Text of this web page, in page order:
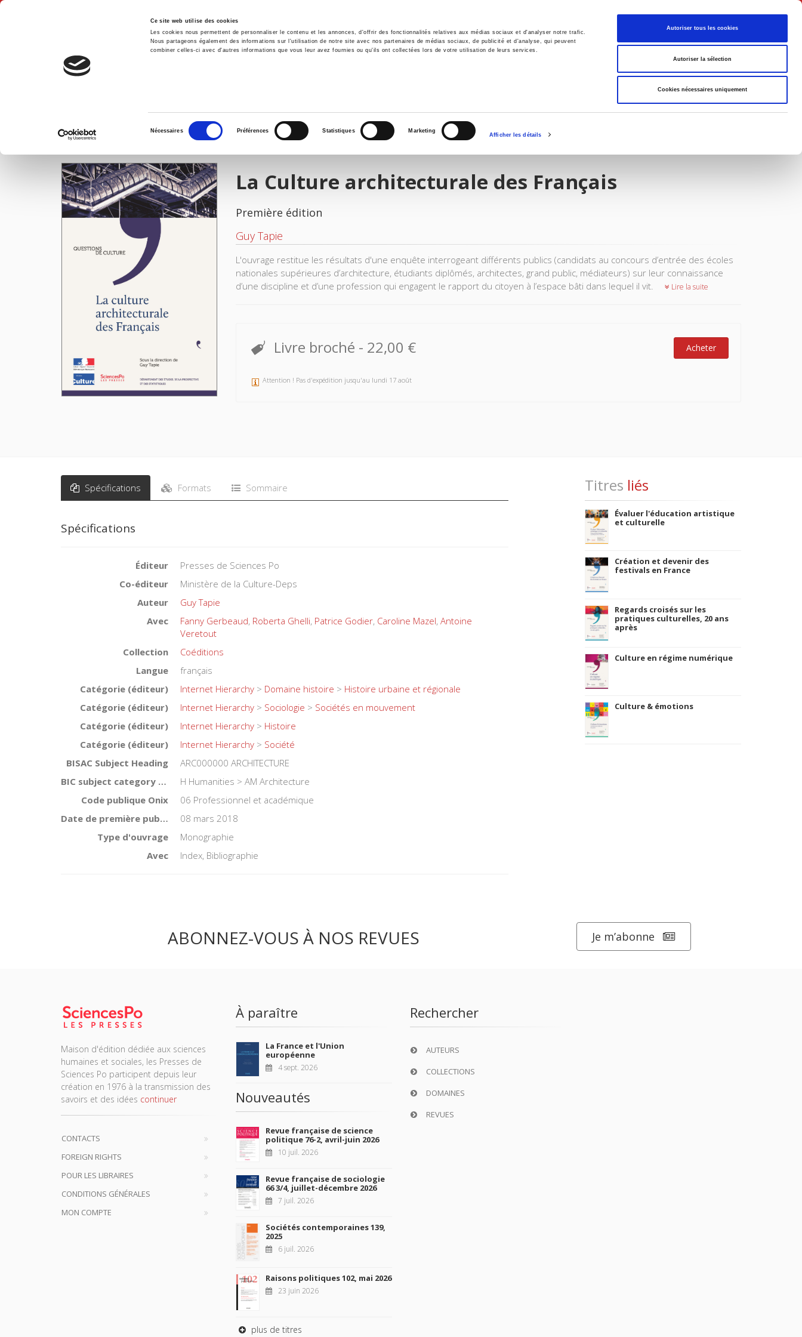
Ce site web utilise des cookies
Les cookies nous permettent de personnaliser le contenu et les annonces, d'offrir des fonctionnalités relatives aux médias sociaux et d'analyser notre trafic.
Nous partageons également des informations sur l'utilisation de notre site avec nos partenaires de médias sociaux, de publicité et d'analyse, qui peuvent
combiner celles-ci avec d'autres informations que vous leur avez fournies ou qu'ils ont collectées lors de votre utilisation de leurs services.
consentement
Nécessaires Préférences Statistiques Marketing
Afficher les détails
Autoriser tous les cookies
Autoriser la sélection
Cookies nécessaires uniquement
Français
Accueil Environnement Histoire International
IMAGES
La Culture architecturale des Français
Première édition
Guy Tapie
L'ouvrage restitue les résultats d'une enquête interrogeant différents publics (candidats au concours d’entrée des écoles
nationales supérieures d’architecture, étudiants diplômés, architectes, grand public, médiateurs) sur leur connaissance
d’une discipline et d’une profession qui engagent le rapport du citoyen à l’espace bâti dans lequel il vit.
Lire la suite
Livre broché - 22,00 € Acheter
Attention ! Pas d'expédition jusqu'au lundi 17 août
Spécifications Formats Sommaire
Spécifications
Éditeur
Presses de Sciences Po
Co-éditeur
Ministère de la Culture-Deps
Auteur
Guy Tapie
Avec
Fanny Gerbeaud, Roberta Ghelli, Patrice Godier, Caroline Mazel, Antoine
Veretout
Collection
Coéditions
Langue
français
Catégorie (éditeur)
Internet Hierarchy > Domaine histoire > Histoire urbaine et régionale
Catégorie (éditeur)
Internet Hierarchy > Sociologie > Sociétés en mouvement
Catégorie (éditeur)
Internet Hierarchy > Histoire
Catégorie (éditeur)
Internet Hierarchy > Société
BISAC Subject Heading
ARC000000 ARCHITECTURE
BIC subject category (UK)
H Humanities > AM Architecture
Code publique Onix
06 Professionnel et académique
Date de première publication du titre
08 mars 2018
Type d'ouvrage
Monographie
Avec
Index, Bibliographie
Titres liés
Évaluer l'éducation artistique
et culturelle
Création et devenir des
festivals en France
Regards croisés sur les
pratiques culturelles, 20 ans
après
Culture en régime numérique
Culture & émotions
ABONNEZ-VOUS À NOS REVUES Je m’abonne
Maison d'édition dédiée aux sciences
humaines et sociales, les Presses de
Sciences Po participent depuis leur
création en 1976 à la transmission des
savoirs et des idées continuer
CONTACTS
FOREIGN RIGHTS
POUR LES LIBRAIRES
CONDITIONS GÉNÉRALES
MON COMPTE
À paraître
La France et l'Union
européenne
4 sept. 2026
Nouveautés
Revue française de science
politique 76-2, avril-juin 2026
10 juil. 2026
Revue française de sociologie
66 3/4, juillet-décembre 2026
7 juil. 2026
Sociétés contemporaines 139,
2025
6 juil. 2026
Raisons politiques 102, mai 2026
23 juin 2026
plus de titres
Rechercher
AUTEURS
COLLECTIONS
DOMAINES
REVUES